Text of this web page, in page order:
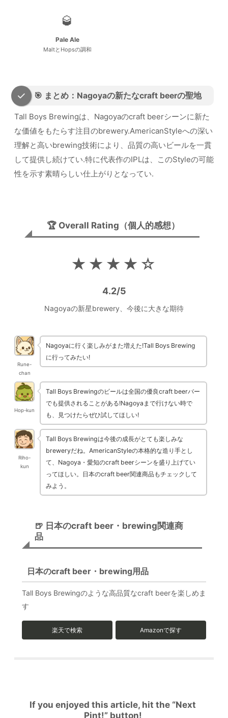
🥃
Pale Ale
MaltとHopsの調和
🎯 まとめ：Nagoyaの新たなcraft beerの聖地
Tall Boys Brewingは、Nagoyaのcraft beerシーンに新た
な価値をもたらす注目のbrewery.AmericanStyleへの深い
理解と高いbrewing技術により、品質の高いビールを一貫
して提供し続けてい.特に代表作のIPLは、このStyleの可能
性を示す素晴らしい仕上がりとなってい.
🏆 Overall Rating（個人的感想）
★★★★☆
4.2/5
Nagoyaの新星brewery、今後に大きな期待
Rune-
chan
Nagoyaに行く楽しみがまた増えた!Tall Boys Brewing
に行ってみたい!
Hop-kun
Tall Boys Brewingのビールは全国の優良craft beerバー
でも提供されることがある!Nagoyaまで行けない時で
も、見つけたらぜひ試してほしい!
Riho-
kun
Tall Boys Brewingは今後の成長がとても楽しみな
breweryだね。AmericanStyleの本格的な造り手とし
て、Nagoya・愛知のcraft beerシーンを盛り上げてい
ってほしい。日本のcraft beer関連商品もチェックして
みよう。
🍺 日本のcraft beer・brewing関連商
品
日本のcraft beer・brewing用品
Tall Boys Brewingのような高品質なcraft beerを楽しめま
す
楽天で検索 Amazonで探す
If you enjoyed this article, hit the “Next
Pint!” button!